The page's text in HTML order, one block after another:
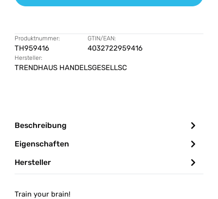
Produktnummer:
TH959416
GTIN/EAN:
4032722959416
Hersteller:
TRENDHAUS HANDELSGESELLSC
Beschreibung
Eigenschaften
Hersteller
Train your brain!